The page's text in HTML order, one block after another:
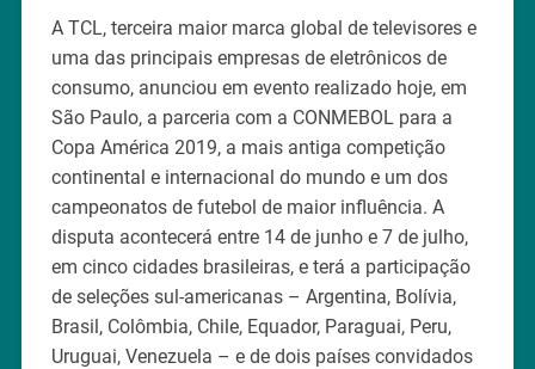
A TCL, terceira maior marca global de televisores e
uma das principais empresas de eletrônicos de
consumo, anunciou em evento realizado hoje, em
São Paulo, a parceria com a CONMEBOL para a
Copa América 2019, a mais antiga competição
continental e internacional do mundo e um dos
campeonatos de futebol de maior influência. A
disputa acontecerá entre 14 de junho e 7 de julho,
em cinco cidades brasileiras, e terá a participação
de seleções sul-americanas – Argentina, Bolívia,
Brasil, Colômbia, Chile, Equador, Paraguai, Peru,
Uruguai, Venezuela – e de dois países convidados